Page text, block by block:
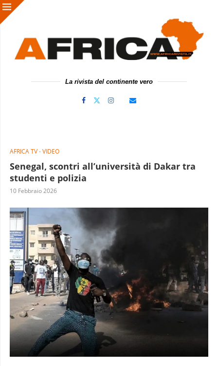
La rivista del continente vero
AFRICA TV - VIDEO
Senegal, scontri all’università di Dakar tra
studenti e polizia
10 Febbraio 2026